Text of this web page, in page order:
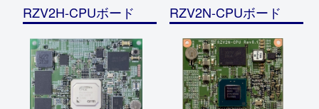
RZV2H-CPUボード RZV2N-CPUボード